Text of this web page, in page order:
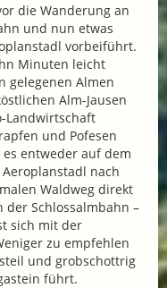
die Wanderung an
und nun etwas
vorbeiführt.
Minuten leicht
gelegenen Almen
Alm-Jausen
Landwirtschaft
und Pofesen
entweder auf dem
nach
Waldweg direkt
der Schlossalmbahn –
sich mit der
zu empfehlen
und grobschottrig
führt.